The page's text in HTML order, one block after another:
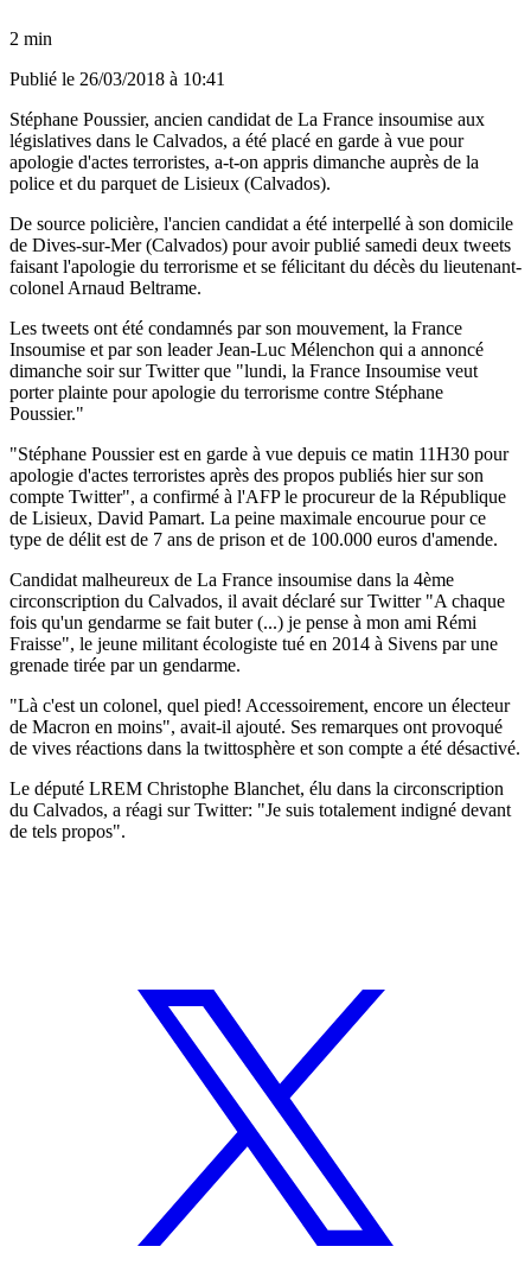
2 min
Publié le 26/03/2018 à 10:41
Stéphane Poussier, ancien candidat de La France insoumise aux
législatives dans le Calvados, a été placé en garde à vue pour
apologie d'actes terroristes, a-t-on appris dimanche auprès de la
police et du parquet de Lisieux (Calvados).
De source policière, l'ancien candidat a été interpellé à son domicile
de Dives-sur-Mer (Calvados) pour avoir publié samedi deux tweets
faisant l'apologie du terrorisme et se félicitant du décès du lieutenant-
colonel Arnaud Beltrame.
Les tweets ont été condamnés par son mouvement, la France
Insoumise et par son leader Jean-Luc Mélenchon qui a annoncé
dimanche soir sur Twitter que "lundi, la France Insoumise veut
porter plainte pour apologie du terrorisme contre Stéphane
Poussier."
"Stéphane Poussier est en garde à vue depuis ce matin 11H30 pour
apologie d'actes terroristes après des propos publiés hier sur son
compte Twitter", a confirmé à l'AFP le procureur de la République
de Lisieux, David Pamart. La peine maximale encourue pour ce
type de délit est de 7 ans de prison et de 100.000 euros d'amende.
Candidat malheureux de La France insoumise dans la 4ème
circonscription du Calvados, il avait déclaré sur Twitter "A chaque
fois qu'un gendarme se fait buter (...) je pense à mon ami Rémi
Fraisse", le jeune militant écologiste tué en 2014 à Sivens par une
grenade tirée par un gendarme.
"Là c'est un colonel, quel pied! Accessoirement, encore un électeur
de Macron en moins", avait-il ajouté. Ses remarques ont provoqué
de vives réactions dans la twittosphère et son compte a été désactivé.
Le député LREM Christophe Blanchet, élu dans la circonscription
du Calvados, a réagi sur Twitter: "Je suis totalement indigné devant
de tels propos".